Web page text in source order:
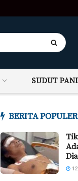
SUDUT
BERITA POPULER
12